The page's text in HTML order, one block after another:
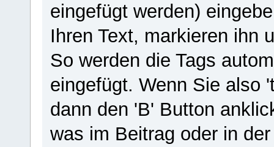
eingefügt werden)
Ihren Text, markieren ihn
So werden die Tags
eingefügt. Wenn Sie also
dann den 'B' Button
was im Beitrag oder in